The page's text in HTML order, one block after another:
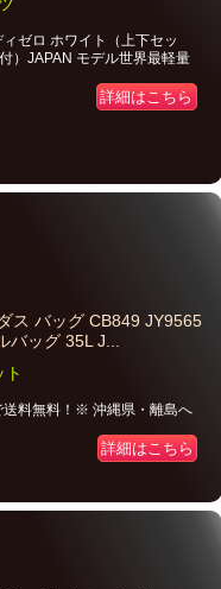
ゼロ ホワイト（上下セッ
）JAPAN モデル世界最軽量
詳細はこちら
ス バッグ CB849 JY9565
バッグ 35L J...
ト
料無料！※ 沖縄県・離島へ
詳細はこちら